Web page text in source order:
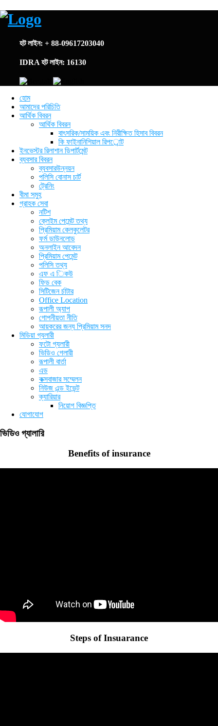
হট লাইন: + 88-09617203040
IDRA হট লাইন: 16130
হোম
আমাদের পরিচিতি
আর্থিক বিবরন
আর্থিক বিবরন
বাৎসরিক/সাময়িক এবং নিরীক্ষিত হিসাব বিবরন
কি ফাইনানিশিয়াল রিপর্োট
ইনভেস্টর রিলাশান ডিপার্টমেন্ট
ব্যবসার বিবরন
ব্যবসারউন্নয়ন
পলিসি বোনাস চার্ট
ট্রেনিং
বীমা সমুহ
গ্রাহক সেবা
নটিশ
ক্লেইম পেমেন্ট তথ্য
প্রিমিয়াম কেলকুলেটর
ফর্ম ডাউনলোড
অনলাইন আবেদন
প্রিমিয়াম পেমেন্ট
পলিসি তথ্য
এফ এ িকউ
ফিড বেক
সিটিজেন র্চাটার
Office Location
রূপালী অ্যাপ
গোপনীয়তা নীতি
আয়করের জন্য প্রিমিয়াম সনদ
মিডিয়া গ্যলারী
ফটো গ্যলারী
ভিডিও গেলারী
রূপালী বার্তা
এড
কক্সবাজার সম্মেলন
নিউজ এন্ড ইভেন্ট
ক্যারিয়ার
নিয়োগ বিজ্ঞপ্তি
যোগাযোগ
ভিডিও গ্যালারি
Benefits of insurance
Steps of Insuarance